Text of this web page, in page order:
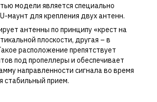
модели является специально
маунт для крепления двух антенн.
антенны по принципу «крест на
плоскости, другая – в
расположение препятствует
под пропеллеры и обеспечивает
направленности сигнала во время
стабильный прием.